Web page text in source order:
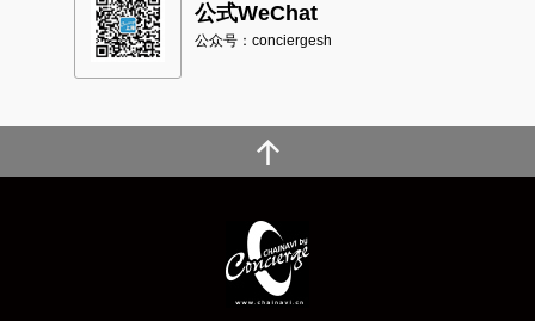
公式WeChat
公众号：conciergesh